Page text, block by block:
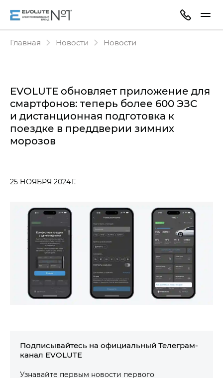
Главная Новости Новости
EVOLUTE обновляет приложение для
смартфонов: теперь более 600 ЭЗС
и дистанционная подготовка к
поездке в преддверии зимних
морозов
25 НОЯБРЯ 2024 Г.
Подписывайтесь на официальный Телеграм-
канал EVOLUTE
Узнавайте первым новости первого